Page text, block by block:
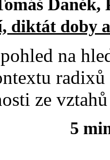
Daněk,
diktát doby
na
ze
5